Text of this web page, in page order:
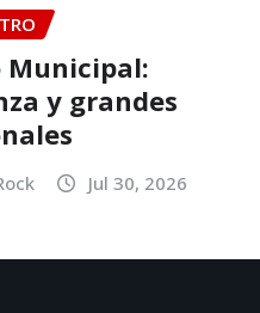
Municipal:
y grandes
Jul 30, 2026